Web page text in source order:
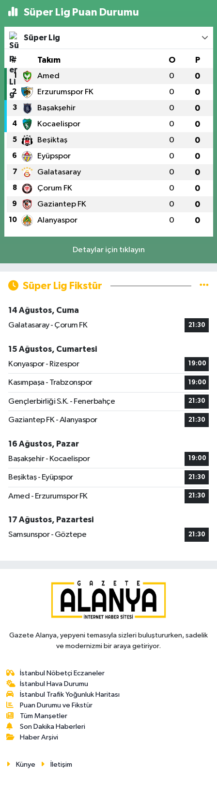
Süper Lig Puan Durumu
Süper Lig
# Takım O P
1 Amed 0 0
2 Erzurumspor FK 0 0
3 Başakşehir 0 0
4 Kocaelispor 0 0
5 Beşiktaş 0 0
6 Eyüpspor 0 0
7 Galatasaray 0 0
8 Çorum FK 0 0
9 Gaziantep FK 0 0
10 Alanyaspor 0 0
Detaylar için tıklayın
Süper Lig Fikstür
14 Ağustos, Cuma
Galatasaray - Çorum FK
21:30
15 Ağustos, Cumartesi
Konyaspor - Rizespor
19:00
Kasımpaşa - Trabzonspor 19:00
Gençlerbirliği S.K. - Fenerbahçe 21:30
Gaziantep FK - Alanyaspor 21:30
16 Ağustos, Pazar
Başakşehir - Kocaelispor
19:00
Beşiktaş - Eyüpspor 21:30
Amed - Erzurumspor FK 21:30
17 Ağustos, Pazartesi
Samsunspor - Göztepe
21:30
Gazete Alanya, yepyeni temasıyla sizleri buluştururken, sadelik
ve modernizmi bir araya getiriyor.
İstanbul Nöbetçi Eczaneler
İstanbul Hava Durumu
İstanbul Trafik Yoğunluk Haritası
Puan Durumu ve Fikstür
Tüm Manşetler
Son Dakika Haberleri
Haber Arşivi
Künye İletişim